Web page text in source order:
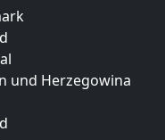
und Herzegowina